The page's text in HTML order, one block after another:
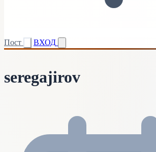
Пост ВХОД
seregajirov